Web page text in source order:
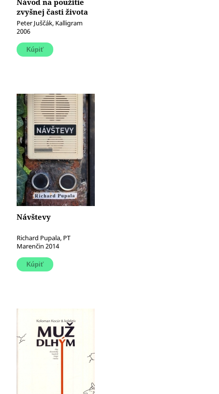
Návod na použitie
zvyšnej časti života
Peter Juščák, Kalligram
2006
Návštevy
Richard Pupala, PT
Marenčin 2014